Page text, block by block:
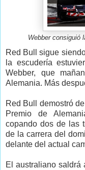
Webber consiguió
Red Bull sigue
la escudería
Webber, que
Alemania. Más
Red Bull demostró
Premio de
copando dos de las
de la carrera del
delante del actual
El australiano saldrá